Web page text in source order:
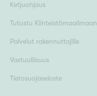
Ketjuohjaus
Tutustu Kiinteistömaailmaan
Palvelut rakennuttajille
Vastuullisuus
Tietosuojaseloste